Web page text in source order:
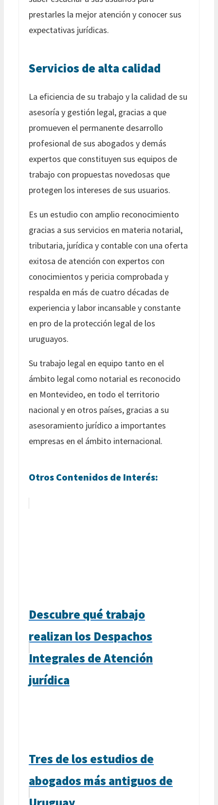
prestarles la mejor atención y conocer sus
expectativas jurídicas.
Servicios de alta calidad
La eficiencia de su trabajo y la calidad de su
asesoría y gestión legal, gracias a que
promueven el permanente desarrollo
profesional de sus abogados y demás
expertos que constituyen sus equipos de
trabajo con propuestas novedosas que
protegen los intereses de sus usuarios.
Es un estudio con amplio reconocimiento
gracias a sus servicios en materia notarial,
tributaria, jurídica y contable con una oferta
exitosa de atención con expertos con
conocimientos y pericia comprobada y
respalda en más de cuatro décadas de
experiencia y labor incansable y constante
en pro de la protección legal de los
uruguayos.
Su trabajo legal en equipo tanto en el
ámbito legal como notarial es reconocido
en Montevideo, en todo el territorio
nacional y en otros países, gracias a su
asesoramiento jurídico a importantes
empresas en el ámbito internacional.
Otros Contenidos de Interés:
Descubre qué trabajo
realizan los Despachos
Integrales de Atención
jurídica
Tres de los estudios de
abogados más antiguos de